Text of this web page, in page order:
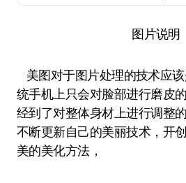
图片说明
美图对于图片处理的技术应
统手机上只会对脸部进行磨皮
经到了对整体身材上进行调整
不断更新自己的美丽技术，开
美的美化方法，